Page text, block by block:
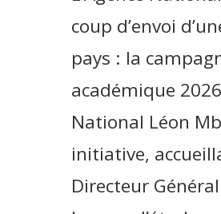
coup d’envoi
pays : la
académique
National Léon
initiative,
Directeur